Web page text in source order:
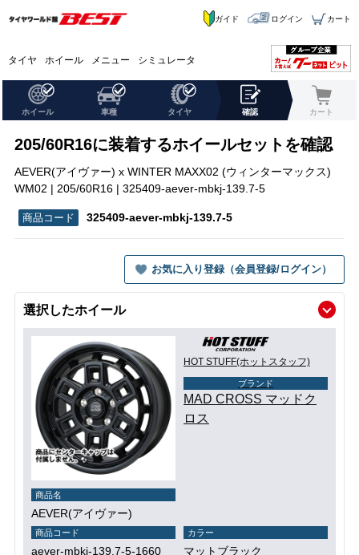
タイヤ ホイール メニュー シミュレータ
ガイド ログイン カート
ホイール 車種 タイヤ 確認 カート
205/60R16に装着するホイールセットを確認
AEVER(アイヴァー) x WINTER MAXX02 (ウィンターマックス)
WM02 | 205/60R16 | 325409-aever-mbkj-139.7-5
325409-aever-mbkj-139.7-5
お気に入り登録（会員登録/ログイン）
選択したホイール
HOT STUFF(ホットスタッフ)
ブランド
MAD CROSS マッドク
ロス
商品名
AEVER(アイヴァー)
商品コード
aever-mbkj-139.7-5-1660
カラー
マットブラック